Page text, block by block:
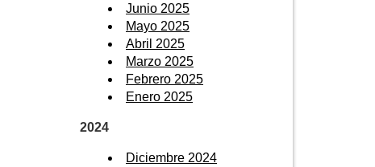
Junio 2025
Mayo 2025
Abril 2025
Marzo 2025
Febrero 2025
Enero 2025
2024
Diciembre 2024